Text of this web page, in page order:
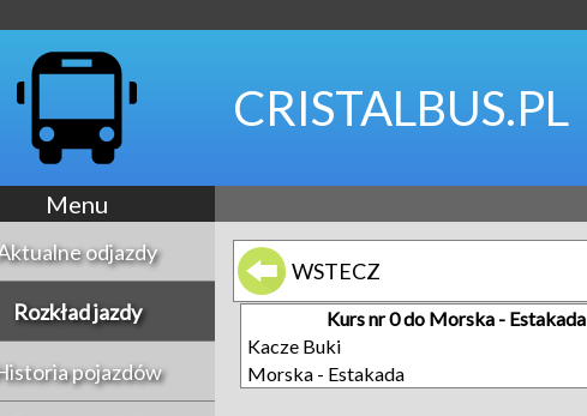
CRISTALBUS.PL
Menu
odjazdy
Rozkład jazdy
pojazdów
WSTECZ
Kurs nr 0 do Morska - Estakada
Kacze Buki
Morska - Estakada